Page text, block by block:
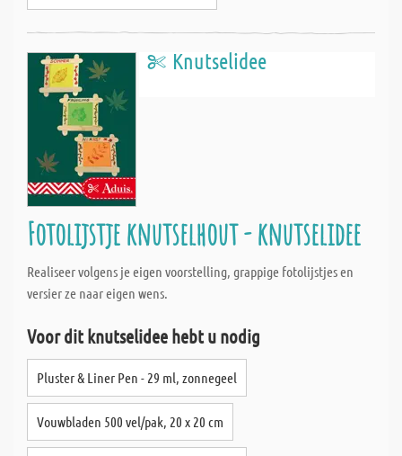
Knutselidee
Fotolijstje knutselhout - knutselidee
Realiseer volgens je eigen voorstelling, grappige fotolijstjes en
versier ze naar eigen wens.
Voor dit knutselidee hebt u nodig
Pluster & Liner Pen - 29 ml, zonnegeel
Vouwbladen 500 vel/pak, 20 x 20 cm